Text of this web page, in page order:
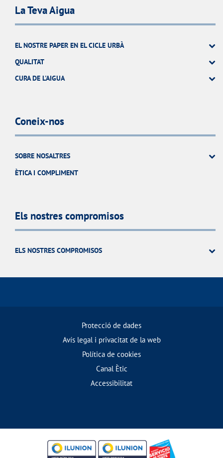
La Teva Aigua
EL NOSTRE PAPER EN EL CICLE URBÀ
QUALITAT
CURA DE L'AIGUA
Coneix-nos
SOBRE NOSALTRES
ÈTICA I COMPLIMENT
Els nostres compromisos
ELS NOSTRES COMPROMISOS
Protecció de dades
Avís legal i privacitat de la web
Política de cookies
Canal Ètic
Accessibilitat